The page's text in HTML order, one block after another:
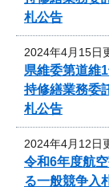
札公告
2024年4月15日
県維委第道維
持修繕業務委
札公告
2024年4月12日
令和6年度航
る一般競争入